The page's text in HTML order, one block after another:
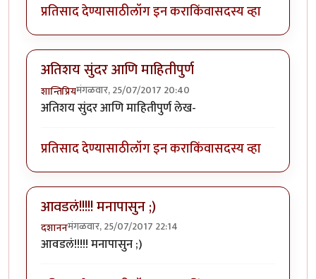
प्रतिसाद देण्यासाठीलॉग इन कराकिंवासदस्य व्हा
अतिशय सुंदर आणि माहितीपुर्ण
शान्तिप्रियमंगळवार, 25/07/2017 20:40
अतिशय सुंदर आणि माहितीपुर्ण लेख-
प्रतिसाद देण्यासाठीलॉग इन कराकिंवासदस्य व्हा
आवडलं!!!!! मनापासुन ;)
दशाननमंगळवार, 25/07/2017 22:14
आवडलं!!!!! मनापासुन ;)